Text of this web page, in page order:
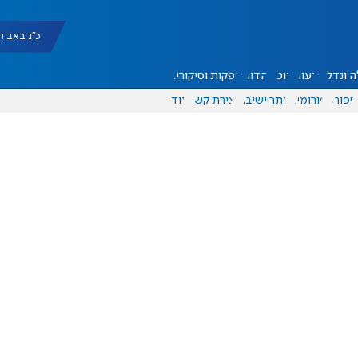
כ"ג באב תשפ"ו
ונדל"ן דעות אוכל יהדות הפקות וסיקורים
ספורט פורומים אתר ישיבה יצירת קשר עוד